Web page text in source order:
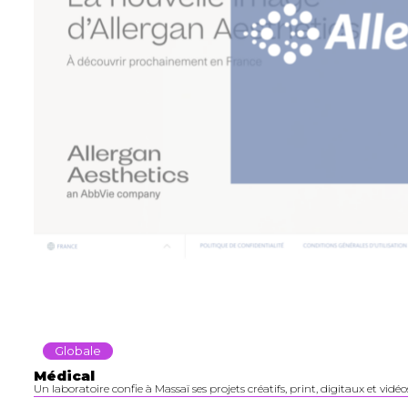
Globale
Médical
Un laboratoire confie à Massaï ses projets créatifs, print, digitaux et